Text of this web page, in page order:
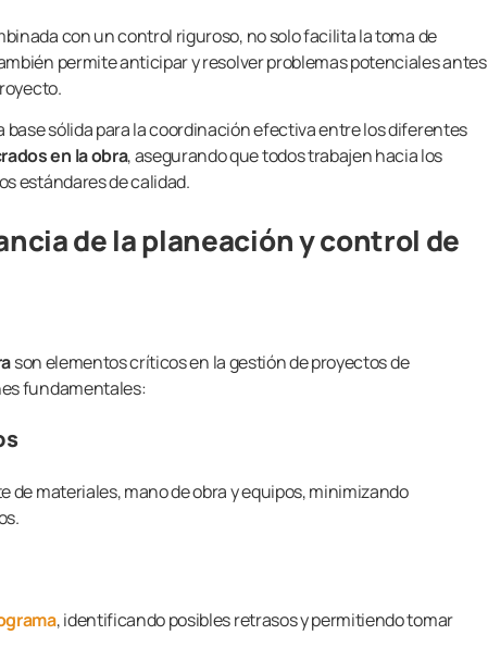
con un control riguroso, no solo facilita la toma de
permite anticipar y resolver problemas potenciales antes
base sólida para la coordinación efectiva entre los diferentes
en la obra, asegurando que todos trabajen hacia los
estándares de calidad.
de la planeación y control de
son elementos críticos en la gestión de proyectos de
fundamentales:
materiales, mano de obra y equipos, minimizando
, identificando posibles retrasos y permitiendo tomar